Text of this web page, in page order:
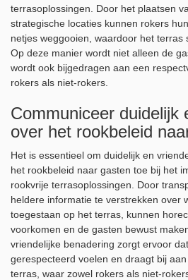
terrasoplossingen. Door het plaatsen
strategische locaties kunnen rokers
netjes weggooien, waardoor het terras
Op deze manier wordt niet alleen de
wordt ook bijgedragen aan een
rokers als niet-rokers.
Communiceer duidelijk
over het rookbeleid
Het is essentieel om duidelijk en
het rookbeleid naar gasten toe bij het
rookvrije terrasoplossingen. Door
heldere informatie te verstrekken over
toegestaan op het terras, kunnen
voorkomen en de gasten bewust
vriendelijke benadering zorgt ervoor
gerespecteerd voelen en draagt bij
terras, waar zowel rokers als niet-